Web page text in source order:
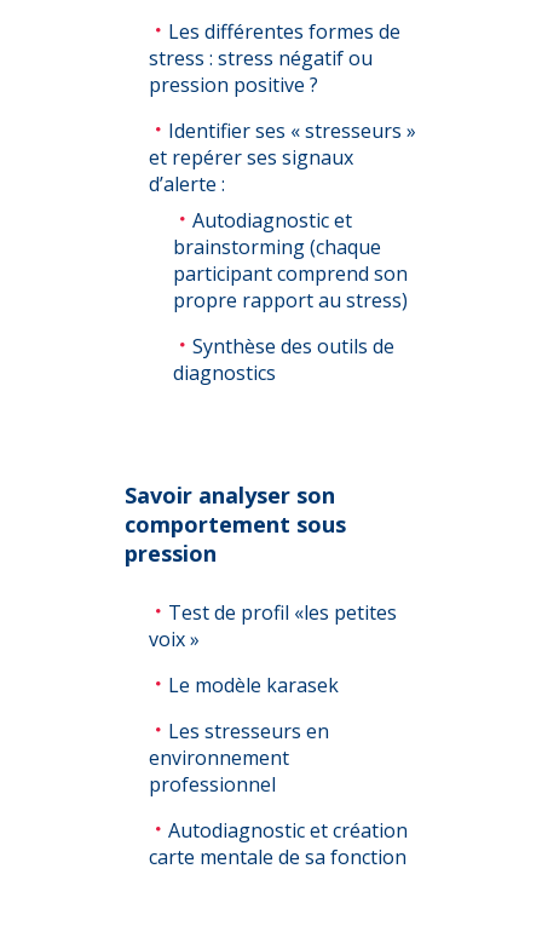
Les différentes formes de
stress : stress négatif ou
pression positive ?
Identifier ses « stresseurs »
et repérer ses signaux
d’alerte :
Autodiagnostic et
brainstorming (chaque
participant comprend son
propre rapport au stress)
Synthèse des outils de
diagnostics
Savoir analyser son
comportement sous
pression
Test de profil «les petites
voix »
Le modèle karasek
Les stresseurs en
environnement
professionnel
Autodiagnostic et création
carte mentale de sa fonction